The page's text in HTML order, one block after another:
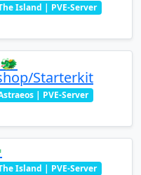
Island | PVE-Server
Starterkit
| PVE-Server
Island | PVE-Server